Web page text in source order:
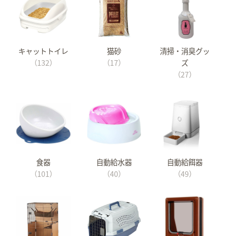
キャットトイレ
（132）
猫砂
（17）
清掃・消臭グッ
ズ
（27）
食器
（101）
自動給水器
（40）
自動給餌器
（49）